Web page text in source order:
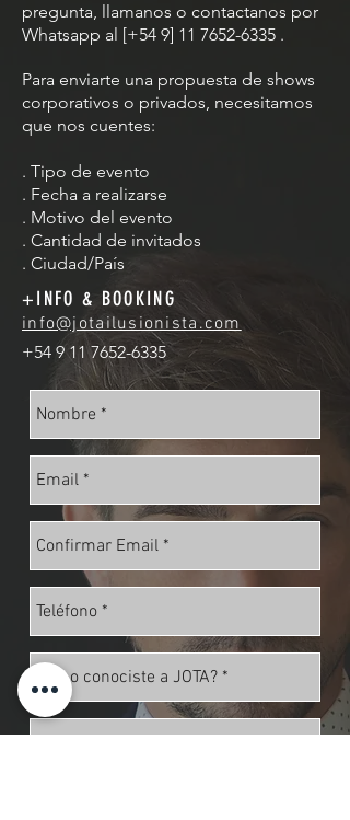
pregunta, llamanos o contactanos por
Whatsapp al [+54 9] 11 7652-6335 .
Para enviarte una propuesta de shows
corporativos o privados, necesitamos
que nos cuentes:
. Tipo de evento
. Fecha a realizarse
. Motivo del evento
. Cantidad de invitados
. Ciudad/País
+INFO & BOOKING
info@jotailusionista.com
+54 9 11 7652-6335